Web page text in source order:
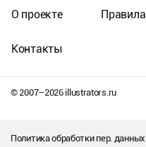
© 2007–2026illustrators.ru
О проекте Правила
Контакты
Политика обработки пер. данных